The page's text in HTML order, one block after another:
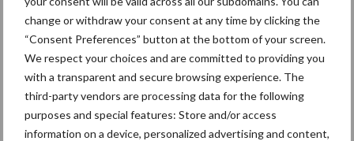
change or withdraw your consent at any time by clicking the
“Consent Preferences” button at the bottom of your screen.
We respect your choices and are committed to providing you
with a transparent and secure browsing experience. The
third-party vendors are processing data for the following
purposes and special features: Store and/or access
information on a device, personalized advertising and content,
BoviMove zorgt voor
eenvoudige, sluitende en
betrouwbare
traceerbaarheid van
rundveetransporten